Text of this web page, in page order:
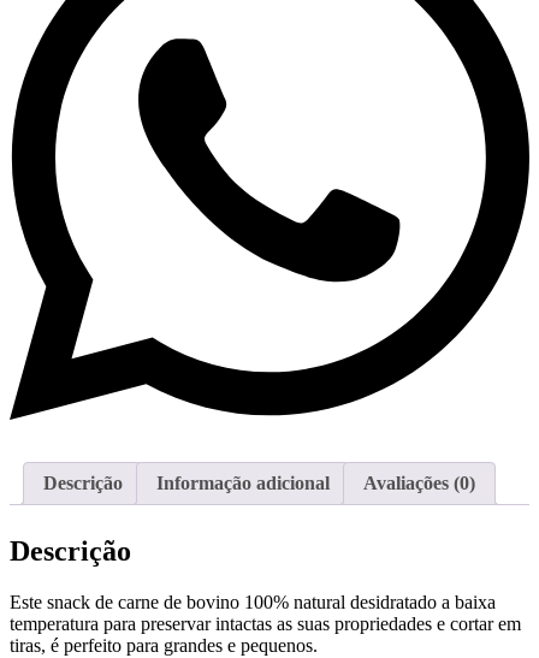
Descrição Informação adicional Avaliações (0)
Descrição
Este snack de carne de bovino 100% natural desidratado a baixa
temperatura para preservar intactas as suas propriedades e cortar em
tiras, é perfeito para grandes e pequenos.